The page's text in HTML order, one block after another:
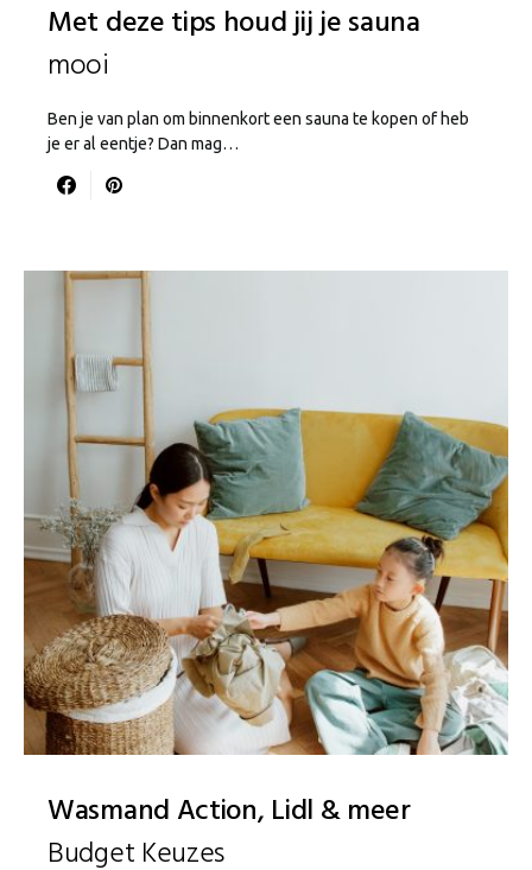
Met deze tips houd jij je sauna
mooi
Ben je van plan om binnenkort een sauna te kopen of heb
je er al eentje? Dan mag…
Wasmand Action, Lidl & meer
Budget Keuzes